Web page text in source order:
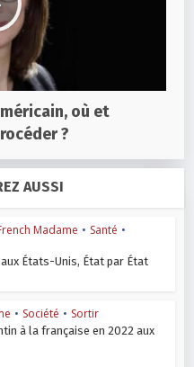
où et
?
AUSSI
Madame • Santé •
États-Unis, État par État
• Société • Sortir
à la française en 2022 aux